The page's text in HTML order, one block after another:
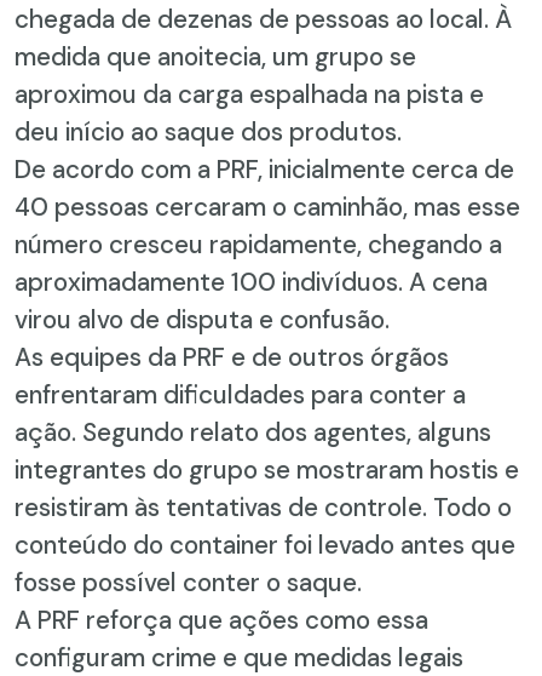
chegada de dezenas de pessoas ao local. À
medida que anoitecia, um grupo se
aproximou da carga espalhada na pista e
deu início ao saque dos produtos.
De acordo com a PRF, inicialmente cerca de
40 pessoas cercaram o caminhão, mas esse
número cresceu rapidamente, chegando a
aproximadamente 100 indivíduos. A cena
virou alvo de disputa e confusão.
As equipes da PRF e de outros órgãos
enfrentaram dificuldades para conter a
ação. Segundo relato dos agentes, alguns
integrantes do grupo se mostraram hostis e
resistiram às tentativas de controle. Todo o
conteúdo do container foi levado antes que
fosse possível conter o saque.
A PRF reforça que ações como essa
configuram crime e que medidas legais